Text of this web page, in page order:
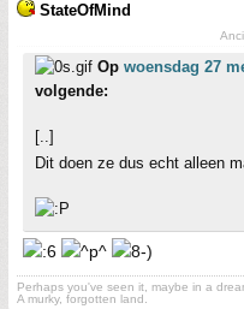
StateOfMind
Op woensdag 27
volgende:
[..]
Dit doen ze dus echt alleen
Perhaps you've seen it, maybe in a
A murky, forgotten land.